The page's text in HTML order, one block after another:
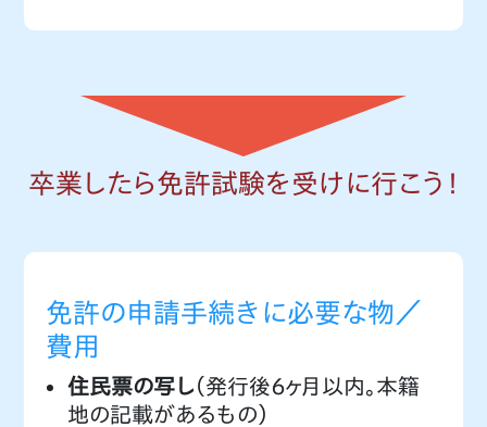
卒業したら免許試験を受けに行こう！
免許の申請手続きに必要な物／
費用
住民票の写し（発行後６ヶ月以内。本籍
地の記載があるもの）